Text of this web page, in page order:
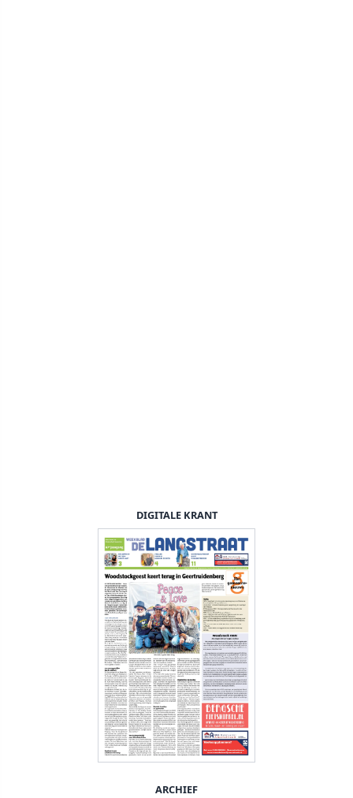
DIGITALE KRANT
ARCHIEF